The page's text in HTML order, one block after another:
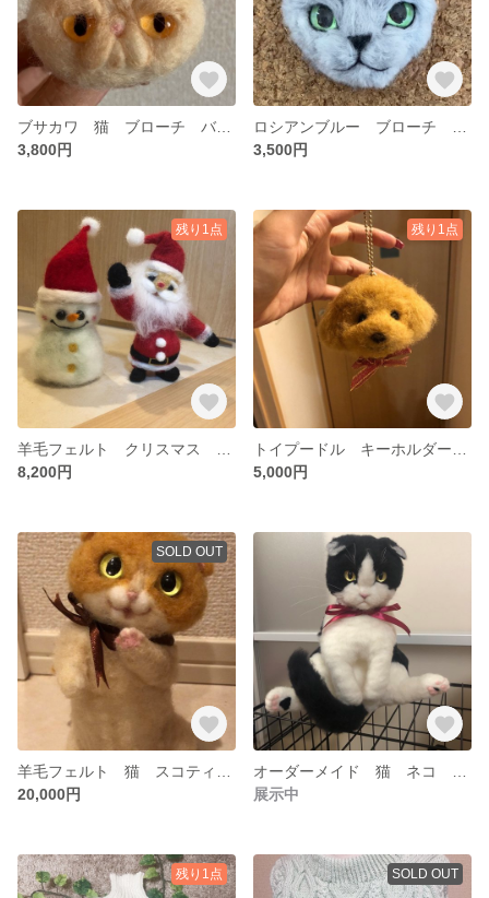
ブサカワ 猫 ブローチ バッグチャーム アクセサリー エキゾチック プレゼント
3,800円
3,500円
残り1点
8,200円
残り1点
5,000円
SOLD OUT
20,000円
展示中
残り1点 SOLD OUT